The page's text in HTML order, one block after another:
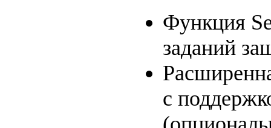
Функция
заданий
с